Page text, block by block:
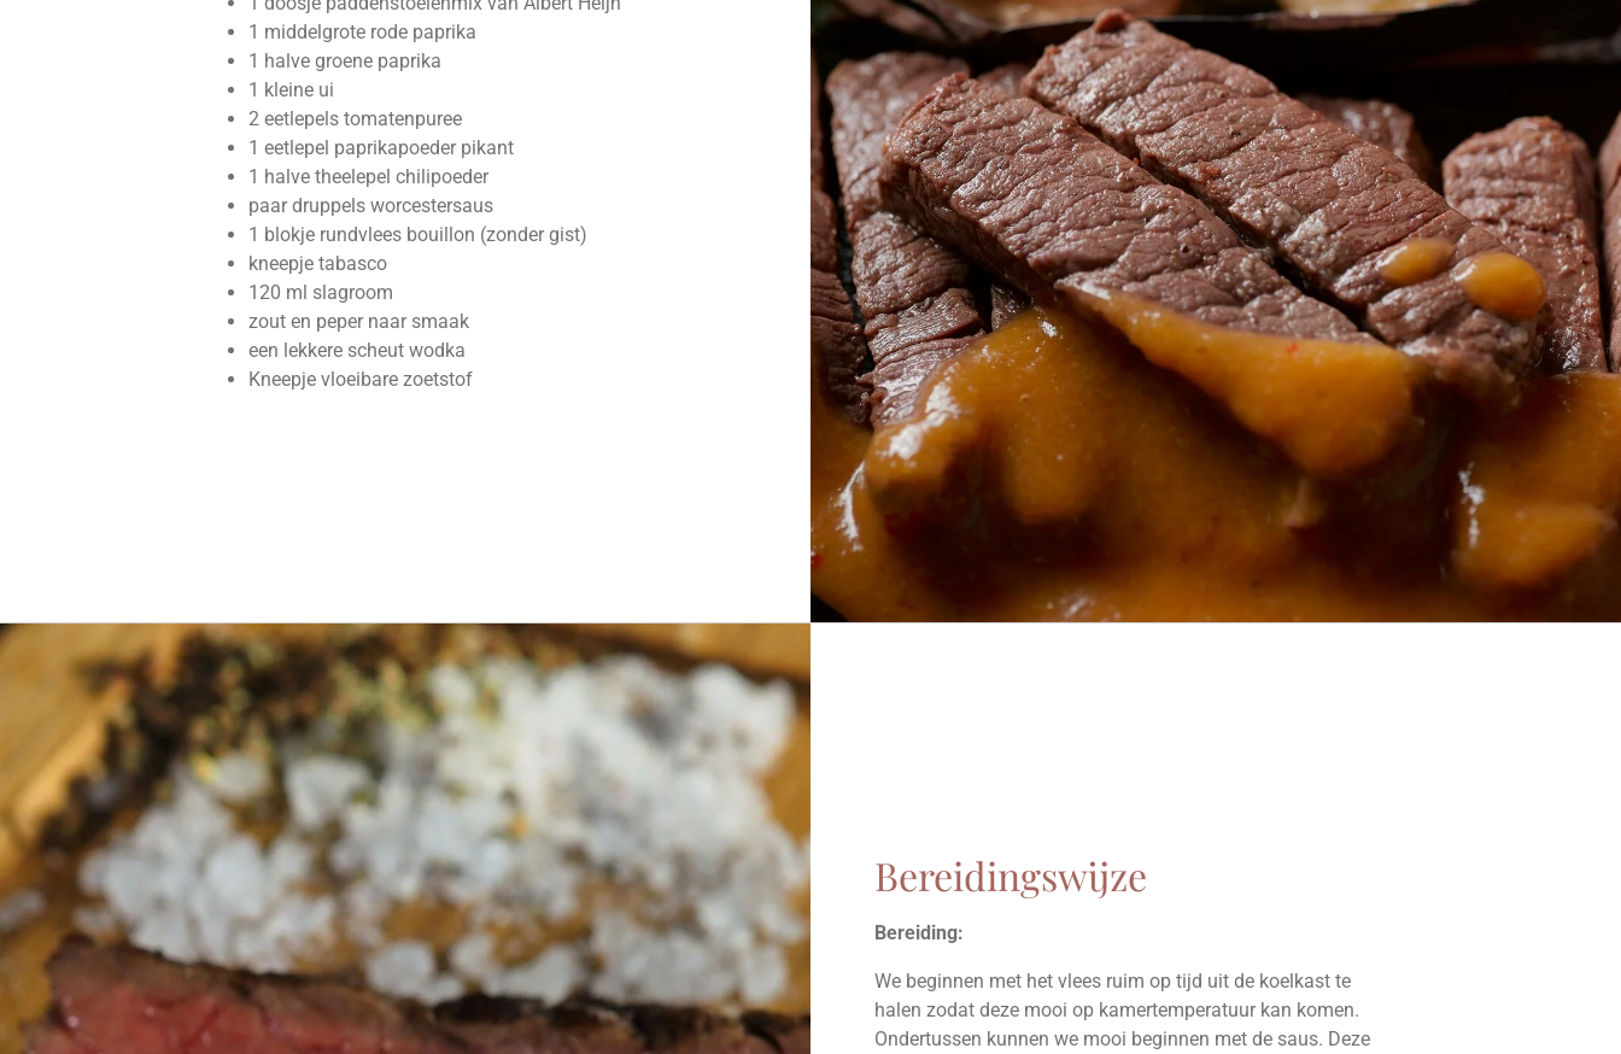
1 middelgrote rode paprika
1 halve groene paprika
1 kleine ui
2 eetlepels tomatenpuree
1 eetlepel paprikapoeder pikant
1 halve theelepel chilipoeder
paar druppels worcestersaus
1 blokje rundvlees bouillon (zonder gist)
kneepje tabasco
120 ml slagroom
zout en peper naar smaak
een lekkere scheut wodka
Kneepje vloeibare zoetstof
Bereidingswijze
Bereiding:
We beginnen met het vlees ruim op tijd uit de koelkast te
halen zodat deze mooi op kamertemperatuur kan komen.
Ondertussen kunnen we mooi beginnen met de saus. Deze